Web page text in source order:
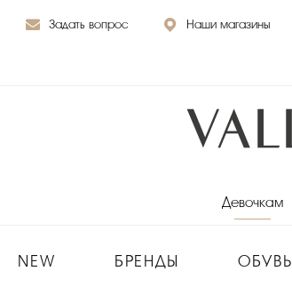
Задать вопрос
Наши магазины
Девочкам
NEW БРЕНДЫ ОБУВЬ